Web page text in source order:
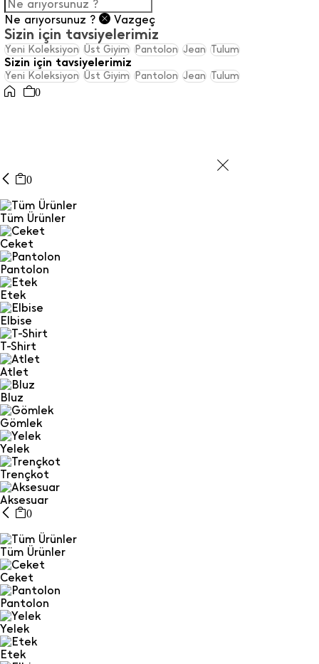
Ne arıyorsunuz ? Vazgeç
Sizin için tavsiyelerimiz
Yeni Koleksiyon Üst Giyim Pantolon Jean Tulum
Sizin için tavsiyelerimiz
Yeni Koleksiyon Üst Giyim Pantolon Jean Tulum
0
0
Tüm Ürünler
Ceket
Pantolon
Etek
Elbise
T-Shirt
Atlet
Bluz
Gömlek
Yelek
Trençkot
Aksesuar
0
Tüm Ürünler
Ceket
Pantolon
Yelek
Etek